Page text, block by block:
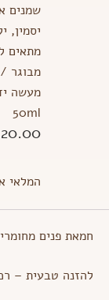
שמנים
יסמין,
מתאים
מבוגר /
מעשה
50ml
120.00
המלאי
חמאת פנים
להזנה טבעית –